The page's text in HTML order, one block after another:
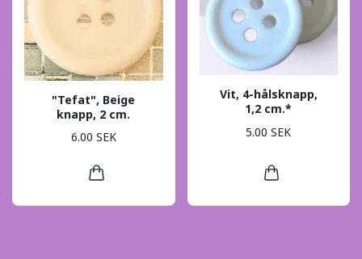
"Tefat", Beige
knapp, 2 cm.
6.00 SEK
Vit, 4-hålsknapp,
1,2 cm.*
5.00 SEK